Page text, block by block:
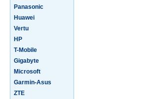
Panasonic
Huawei
Vertu
HP
T-Mobile
Gigabyte
Microsoft
Garmin-Asus
ZTE